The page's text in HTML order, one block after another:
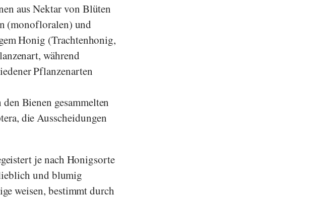
aus Nektar von Blüten
(monofloralen) und
Honig (Trachtenhonig,
während
Pflanzenarten
Bienen gesammelten
die Ausscheidungen
je nach Honigsorte
und blumig
weisen, bestimmt durch